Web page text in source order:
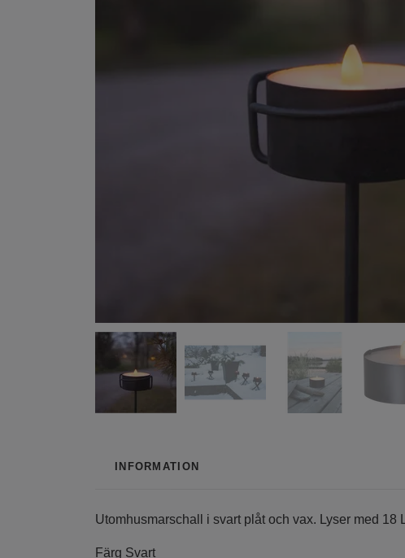
INFORMATION
Utomhusmarschall i svart plåt och vax. Lyser med
Färg Svart